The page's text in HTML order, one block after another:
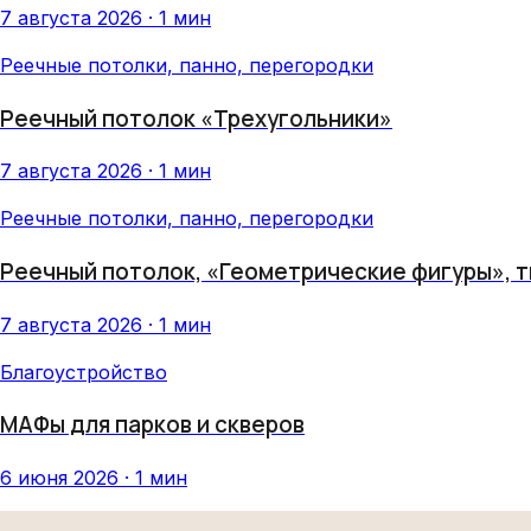
7 августа 2026 · 1 мин
Реечные потолки, панно, перегородки
Реечный потолок «Трехугольники»
7 августа 2026 · 1 мин
Реечные потолки, панно, перегородки
Реечный потолок, «Геометрические фигуры»,
7 августа 2026 · 1 мин
Благоустройство
МАФы для парков и скверов
6 июня 2026 · 1 мин